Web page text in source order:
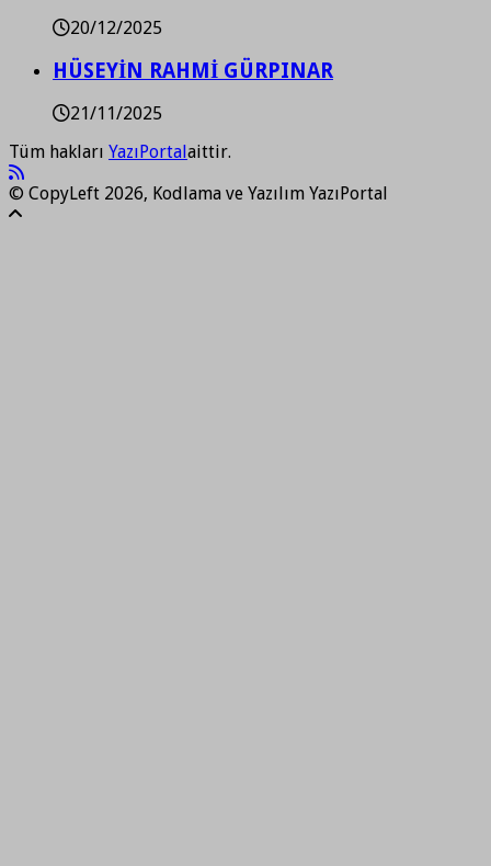
20/12/2025
HÜSEYİN RAHMİ GÜRPINAR
21/11/2025
Tüm hakları YazıPortal aittir.
© CopyLeft 2026, Kodlama ve Yazılım YazıPortal